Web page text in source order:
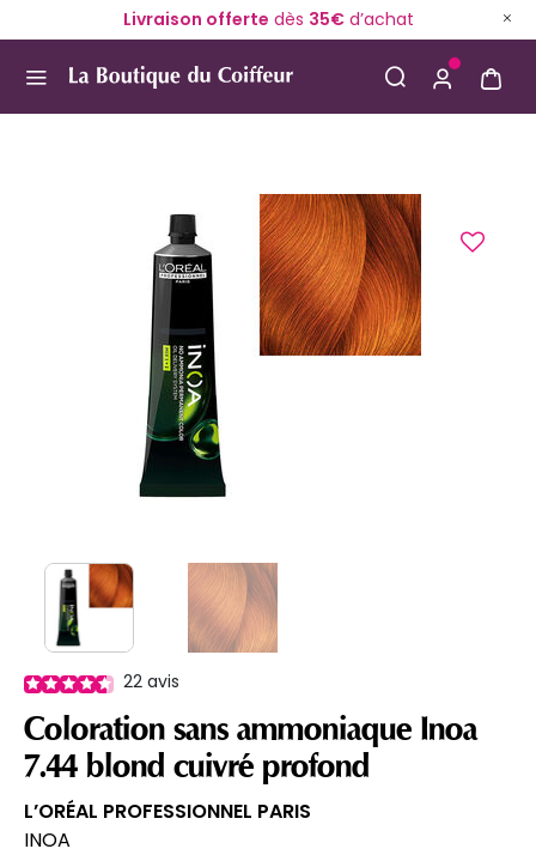
Livraison offerte dès 35€d’achat
22 avis
Coloration sans ammoniaque Inoa
7.44 blond cuivré profond
L’ORÉAL PROFESSIONNEL PARIS
INOA